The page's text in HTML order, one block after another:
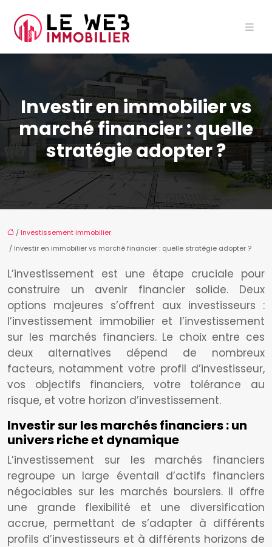
Investir en immobilier vs
marché financier : quelle
stratégie adopter ?
/ Investissement immobilier
/ Investir en immobilier vs marché financier : quelle stratégie adopter ?
L’investissement est une étape cruciale pour
construire un avenir financier solide. Deux
options majeures s’offrent aux investisseurs :
l’investissement immobilier et l’investissement
sur les marchés financiers. Le choix entre ces
deux alternatives dépend de nombreux
facteurs, notamment votre profil d’investisseur,
vos objectifs financiers, votre tolérance au
risque, et votre horizon d’investissement.
Investir sur les marchés financiers : un
univers riche et dynamique
L’investissement sur les marchés financiers
regroupe un large éventail d’actifs financiers
négociables sur les marchés boursiers. Il offre
une grande flexibilité et une diversification
accrue, permettant de s’adapter à différents
profils d’investisseurs et à différents horizons de